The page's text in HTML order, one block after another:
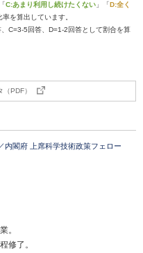
C:あまり利用し続けたくない 」「D:全く
を算出しています。
C=3-5回答、D=1-2回答として割合を算
PDF）
内閣府 上席科学技術政策フェロー
。
修了。